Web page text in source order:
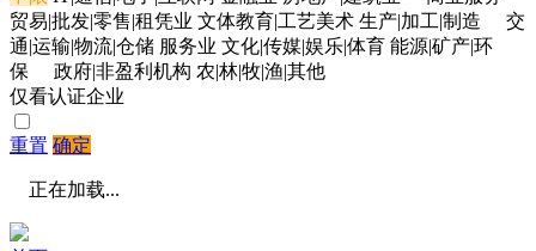
贸易|批发|零售|租凭业 文体教育|工艺美术 生产|加工|制造
交
通|运输|物流|仓储 服务业 文化|传媒|娱乐|体育 能源|矿产|环
保
政府|非盈利机构 农|林|牧|渔|其他
仅看认证企业
重置 确定
正在加载...